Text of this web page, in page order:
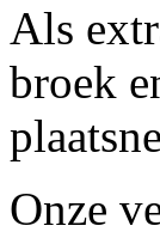
Als
broek
Onze